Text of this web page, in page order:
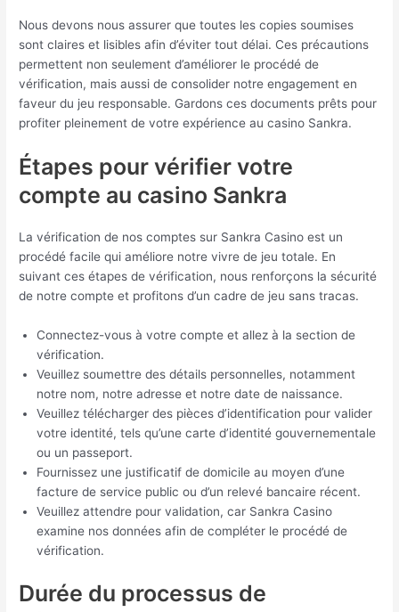
Nous devons nous assurer que toutes les copies soumises
sont claires et lisibles afin d’éviter tout délai. Ces précautions
permettent non seulement d’améliorer le procédé de
vérification, mais aussi de consolider notre engagement en
faveur du jeu responsable. Gardons ces documents prêts pour
profiter pleinement de votre expérience au casino Sankra.
Étapes pour vérifier votre
compte au casino Sankra
La vérification de nos comptes sur Sankra Casino est un
procédé facile qui améliore notre vivre de jeu totale. En
suivant ces étapes de vérification, nous renforçons la sécurité
de notre compte et profitons d’un cadre de jeu sans tracas.
Connectez-vous à votre compte et allez à la section de
vérification.
Veuillez soumettre des détails personnelles, notamment
notre nom, notre adresse et notre date de naissance.
Veuillez télécharger des pièces d’identification pour valider
votre identité, tels qu’une carte d’identité gouvernementale
ou un passeport.
Fournissez une justificatif de domicile au moyen d’une
facture de service public ou d’un relevé bancaire récent.
Veuillez attendre pour validation, car Sankra Casino
examine nos données afin de compléter le procédé de
vérification.
Durée du processus de